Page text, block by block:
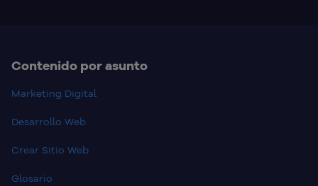
Contenido por asunto
Marketing Digital
Desarrollo Web
Crear Sitio Web
Glosario